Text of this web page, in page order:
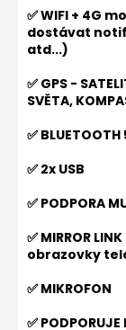
✅ WIFI + 4G
dostávat
atd...)
✅ GPS -
SVĚTA,
✅ BLUETOOTH
✅ 2x USB
✅ PODPORA
✅ MIRROR
obrazovky
✅ MIKROFON
✅